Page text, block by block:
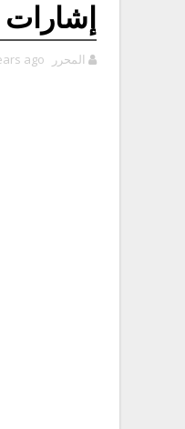
إشارات
المحرر The Editor ago